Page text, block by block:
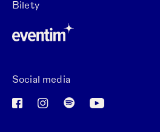
BiletyOtwórz link w nowej karcie.
Social media